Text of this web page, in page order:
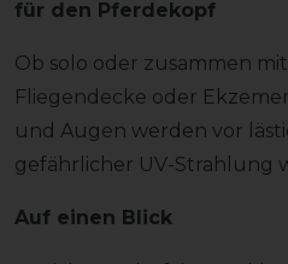
für den Pferdekopf
Ob solo oder zusammen
Fliegendecke oder
und Augen werden vor
gefährlicher UV-Strahlung
Auf einen Blick